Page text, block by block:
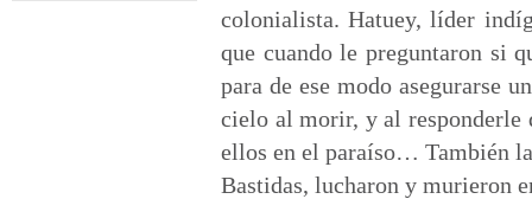
colonialista. Hatuey, líder
que cuando le preguntaron si
para de ese modo asegurarse
cielo al morir, y al responderle
ellos en el paraíso… También
Bastidas, lucharon y murieron